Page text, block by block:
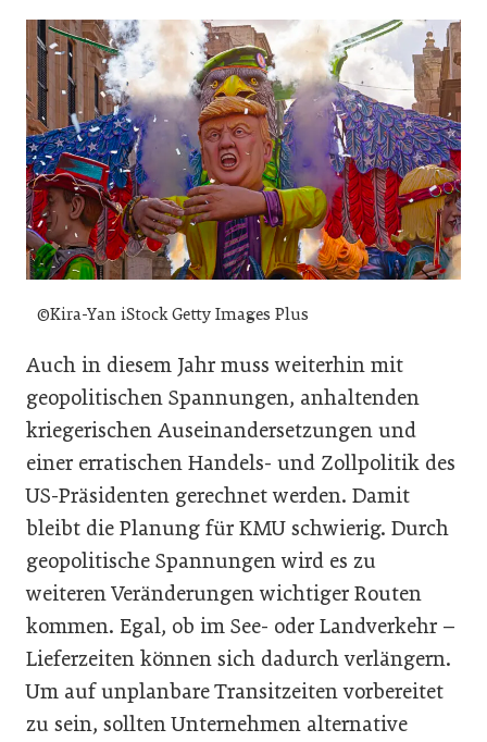
©Kira-Yan iStock Getty Images Plus
Auch in diesem Jahr muss weiterhin mit
geopolitischen Spannungen, anhaltenden
kriegerischen Auseinandersetzungen und
einer erratischen Handels- und Zollpolitik des
US-Präsidenten gerechnet werden. Damit
bleibt die Planung für KMU schwierig. Durch
geopolitische Spannungen wird es zu
weiteren Veränderungen wichtiger Routen
kommen. Egal, ob im See- oder Landverkehr –
Lieferzeiten können sich dadurch verlängern.
Um auf unplanbare Transitzeiten vorbereitet
zu sein, sollten Unternehmen alternative